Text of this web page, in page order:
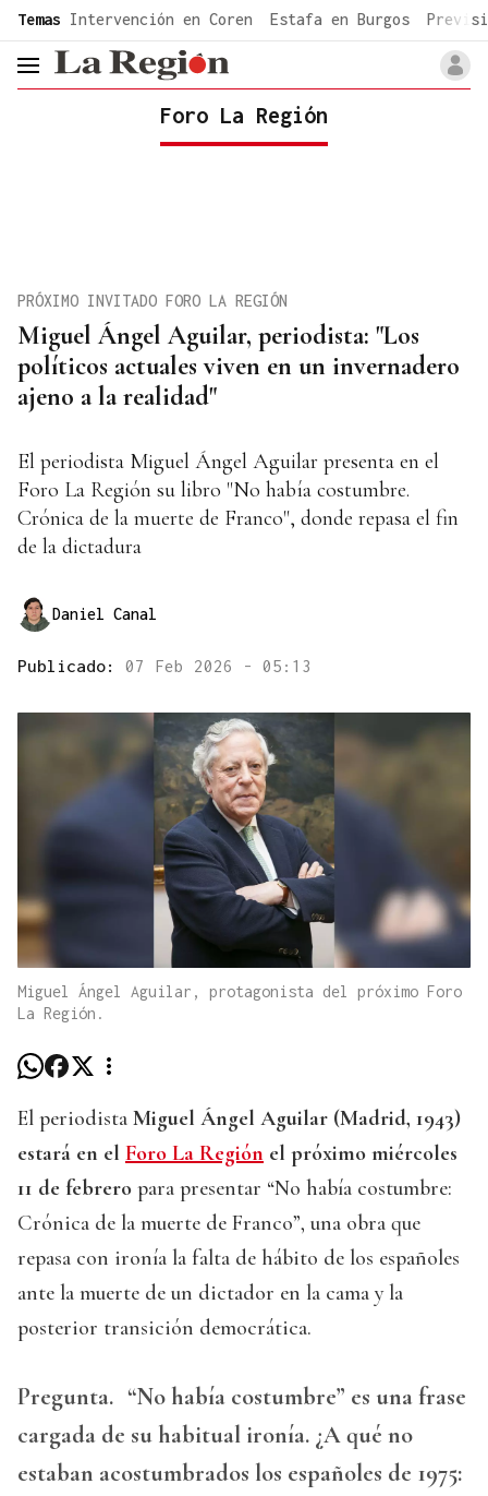
common.go-to-content
Temas Intervención en Coren Estafa en Burgos
header.menu.open
Foro La Región
Miguel Ángel Aguilar, periodista: "Los
políticos actuales viven en un invernadero
ajeno a la realidad"
PRÓXIMO INVITADO FORO LA REGIÓN
El periodista Miguel Ángel Aguilar presenta en el
Foro La Región su libro "No había costumbre.
Crónica de la muerte de Franco", donde repasa el fin
de la dictadura
Daniel Canal
Publicado: 07 Feb 2026 - 05:13
Miguel Ángel Aguilar, protagonista del próximo Foro
La Región.
El periodista Miguel Ángel Aguilar (Madrid, 1943)
estará en el Foro La Región el próximo miércoles
11 de febrero para presentar “No había costumbre:
Crónica de la muerte de Franco”, una obra que
repasa con ironía la falta de hábito de los españoles
ante la muerte de un dictador en la cama y la
posterior transición democrática.
Pregunta. “No había costumbre” es una frase
cargada de su habitual ironía. ¿A qué no
estaban acostumbrados los españoles de 1975: